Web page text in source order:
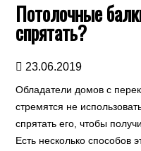
Потолочные
спрятать?
23.06.2019
Обладатели домов с
стремятся не
спрятать его, чтобы
Есть несколько способов